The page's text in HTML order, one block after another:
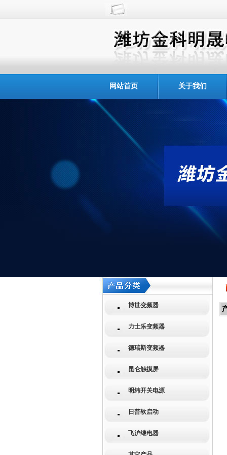
网站首页 关于我们
博世变频器
力士乐变频器
德瑞斯变频器
昆仑触摸屏
明纬开关电源
日普软启动
飞沪继电器